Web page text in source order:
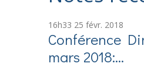
16h33 25 févr. 2018
Conférence
mars 2018:...